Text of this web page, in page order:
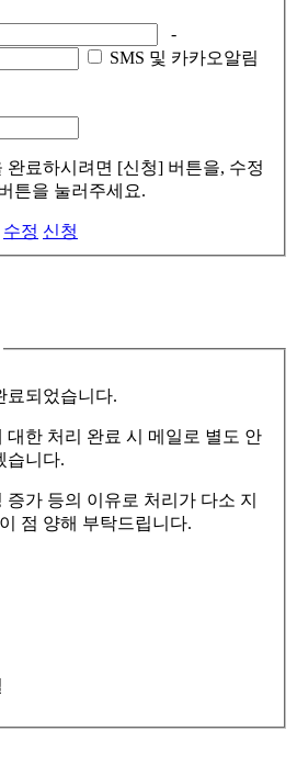
-
SMS 및 카카오알림
완료하시려면 [신청] 버튼을, 수정
튼을 눌러주세요.
수정 신청
료되었습니다.
대한 처리 완료 시 메일로 별도 안
습니다.
증가 등의 이유로 처리가 다소 지
점 양해 부탁드립니다.